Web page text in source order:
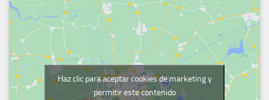
Haz clic para aceptar cookies de marketing y
permitir este contenido